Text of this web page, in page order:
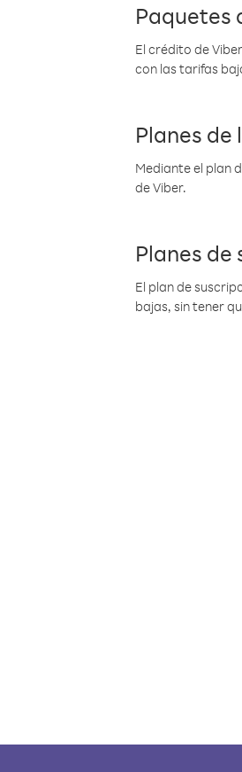
Paquetes
El crédito de
con las tarifas
Planes de
Mediante el plan
de Viber.
Planes de
El plan de
bajas, sin tener